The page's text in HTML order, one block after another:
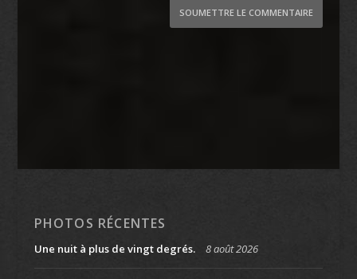
SOUMETTRE LE COMMENTAIRE
PHOTOS RÉCENTES
Une nuit à plus de vingt degrés. 8 août 2026